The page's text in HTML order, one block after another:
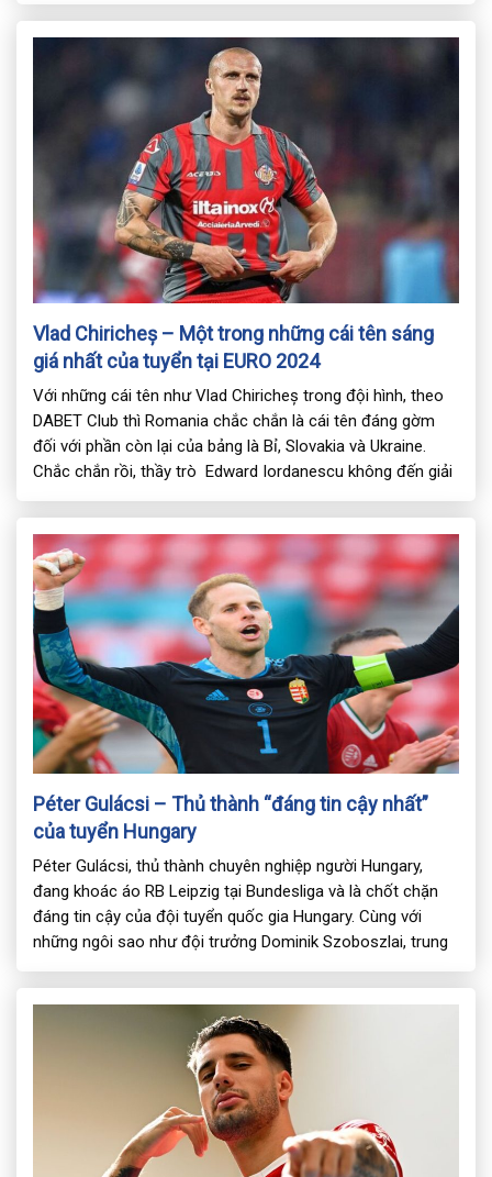
Vlad Chiricheș – Một trong những cái tên sáng
giá nhất của tuyển tại EURO 2024
Với những cái tên như Vlad Chiricheș trong đội hình, theo
DABET Club thì Romania chắc chắn là cái tên đáng gờm
đối với phần còn lại của bảng là Bỉ, Slovakia và Ukraine.
Chắc chắn rồi, thầy trò Edward Iordanescu không đến giải
bóng đá EURO 2024 để dạo chơi! Nội dung bài viết1 […]
Péter Gulácsi – Thủ thành “đáng tin cậy nhất”
của tuyển Hungary
Péter Gulácsi, thủ thành chuyên nghiệp người Hungary,
đang khoác áo RB Leipzig tại Bundesliga và là chốt chặn
đáng tin cậy của đội tuyển quốc gia Hungary. Cùng với
những ngôi sao như đội trưởng Dominik Szoboszlai, trung
vệ Willi Orban và tiền đạo Roland Sallai, đội hình Hungary tại
EURO 2024 được DABET […]